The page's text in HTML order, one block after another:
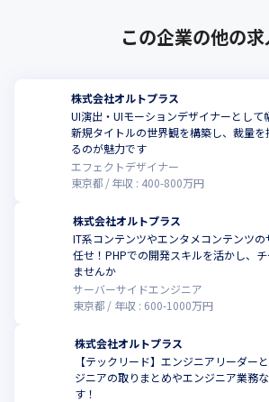
ゲーム業界に特化した人材をクライアント企
します。専門的な人材を提供することで、ク
ェクト成功に貢献し、業界全体の成長をサ
＜その他＞
・ゲーム運営に強い組織
・専門子会社によるタイトル群
・地方拠点によるサポート体制
これらを構築し、熱狂するプロダクトを提
この企業の他の
株式会社オルトプラス
UI演出・UIモーションデザイナーとして
新規タイトルの世界観を構築し、裁量
るのが魅力です
エフェクトデザイナー
東京都
年収 : 400-800万円
株式会社オルトプラス
IT系コンテンツやエンタメコンテンツ
任せ！PHPでの開発スキルを活かし、
ませんか
サーバーサイドエンジニア
東京都
年収 : 600-1000万円
株式会社オルトプラス
【テックリード】エンジニアリーダー
ジニアの取りまとめやエンジニア業務
す！